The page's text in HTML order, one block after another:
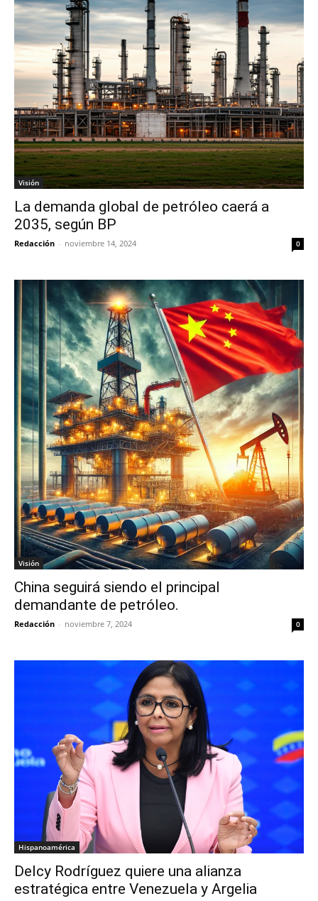
Visión
La demanda global de petróleo caerá a
2035, según BP
Redacción - noviembre 14, 2024 0
Visión
China seguirá siendo el principal
demandante de petróleo.
Redacción - noviembre 7, 2024 0
Hispanoamérica
Delcy Rodríguez quiere una alianza
estratégica entre Venezuela y Argelia